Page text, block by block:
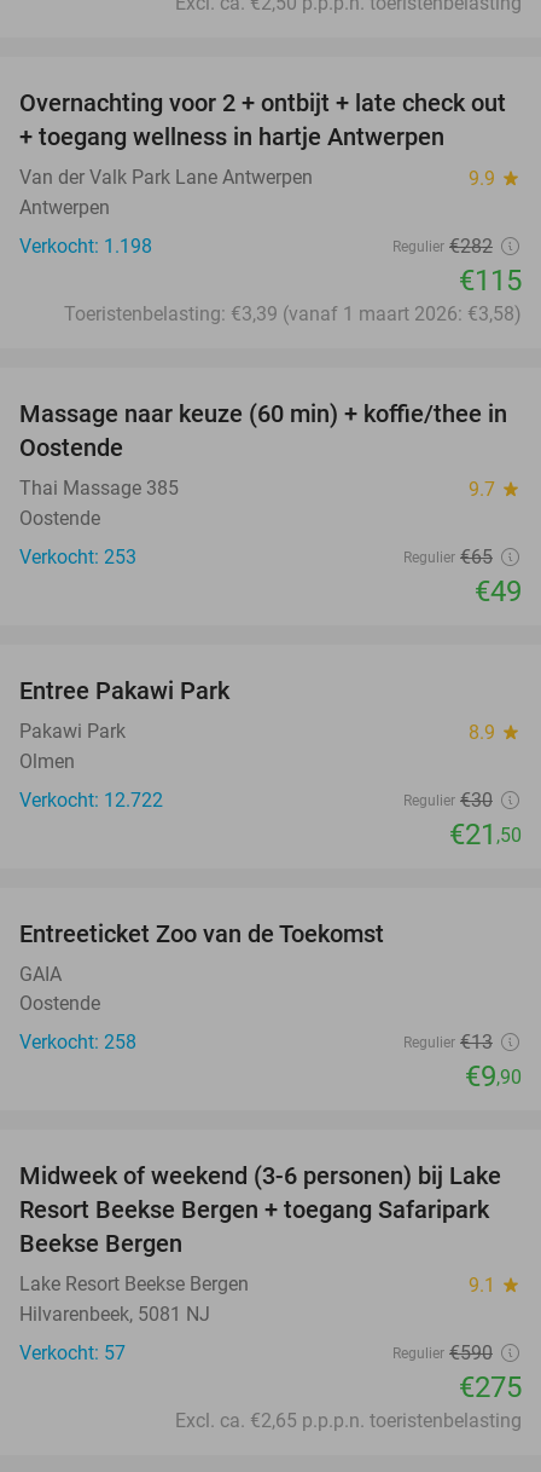
59%
Overnachting voor 2 + ontbijt + late check out
+ toegang wellness in hartje Antwerpen
Van der Valk Park Lane Antwerpen 9.9 star
Antwerpen
Verkocht: 1.198
Regulier €282
€115
Toeristenbelasting: €3,39 (vanaf 1 maart 2026: €3,58)
25%
Massage naar keuze (60 min) + koffie/thee in
Oostende
Thai Massage 385 9.7 star
Oostende
Verkocht: 253
Regulier €65
€49
Entree Pakawi Park
Pakawi Park 8.9 star
Olmen
Verkocht: 12.722
Regulier €30
€21 ,50
Entreeticket Zoo van de Toekomst
GAIA
Oostende
Verkocht: 258
Regulier €13
€9,90
53%
Midweek of weekend (3-6 personen) bij Lake
Resort Beekse Bergen + toegang Safaripark
Beekse Bergen
Lake Resort Beekse Bergen 9.1 star
Hilvarenbeek, 5081 NJ
Verkocht: 57
Regulier €590
€275
Excl. ca. €2,65 p.p.p.n. toeristenbelasting